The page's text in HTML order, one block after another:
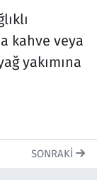
kahve veya
yakımına
SONRAKI